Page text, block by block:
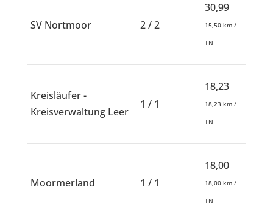
SV Nortmoor 2 / 2
30,99
15,50 km /
TN
Kreisläufer -
Kreisverwaltung Leer
1 / 1
18,23
18,23 km /
TN
Moormerland 1 / 1
18,00
18,00 km /
TN